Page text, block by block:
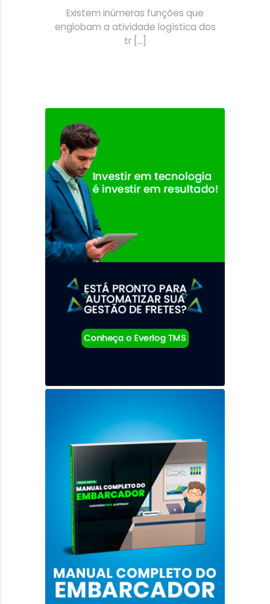
Existem inúmeras funções que
englobam a atividade logística dos
tr [...]